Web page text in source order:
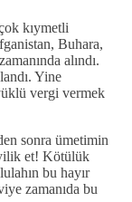
kıymetli
Buhara,
alındı.
Yine
vergi vermek
sonra ümetimin
et! Kötülük
bu hayır
zamanıda bu